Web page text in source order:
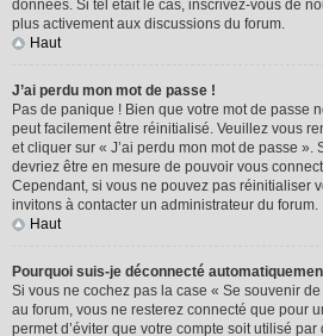
données. Si tel était le cas, inscrivez-vous de
plus activement aux discussions du forum.
Haut
J’ai perdu mon mot de passe !
Pas de panique ! Bien que votre mot de passe
peut facilement être réinitialisé. Veuillez vous
et cliquer sur « J’ai perdu mon mot de passe ».
devriez être en mesure de pouvoir vous
Cependant, si vous ne pouvez pas réinitialiser
invitons à contacter un administrateur du forum.
Haut
Pourquoi suis-je déconnecté
Si vous ne cochez pas la case « Se souvenir
au forum, vous ne resterez connecté que pour
permet d’éviter que votre compte soit utilisé par